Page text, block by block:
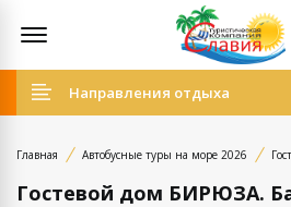
Направления отдыха
Главная Автобусные туры на море 2026
Гостевой дом БИРЮЗА.